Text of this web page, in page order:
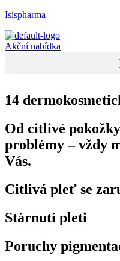
Isispharma
Akční nabídka
14
Od citlivé
problémy – vždy
Vás.
Citlivá pleť se
Stárnutí pleti​
Poruchy